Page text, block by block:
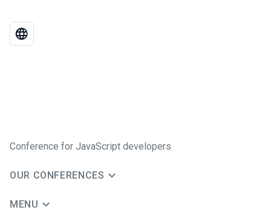
Conference for JavaScript developers
OUR CONFERENCES
MENU